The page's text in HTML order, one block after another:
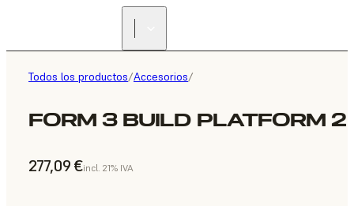
Todos los productos/Accesorios/
FORM 3 BUILD PLATFORM 2
277,09 €incl. 21% IVA